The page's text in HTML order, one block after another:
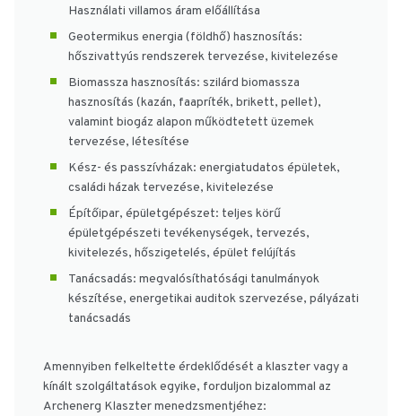
Használati villamos áram előállítása
Geotermikus energia (földhő) hasznosítás:
hőszivattyús rendszerek tervezése, kivitelezése
Biomassza hasznosítás: szilárd biomassza
hasznosítás (kazán, faapríték, brikett, pellet),
valamint biogáz alapon működtetett üzemek
tervezése, létesítése
Kész- és passzívházak: energiatudatos épületek,
családi házak tervezése, kivitelezése
Építőipar, épületgépészet: teljes körű
épületgépészeti tevékenységek, tervezés,
kivitelezés, hőszigetelés, épület felújítás
Tanácsadás: megvalósíthatósági tanulmányok
készítése, energetikai auditok szervezése, pályázati
tanácsadás
Amennyiben felkeltette érdeklődését a klaszter vagy a
kínált szolgáltatások egyike, forduljon bizalommal az
Archenerg Klaszter menedzsmentjéhez: